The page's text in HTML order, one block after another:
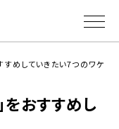
めしていきたい7つのワケ
おすすめし